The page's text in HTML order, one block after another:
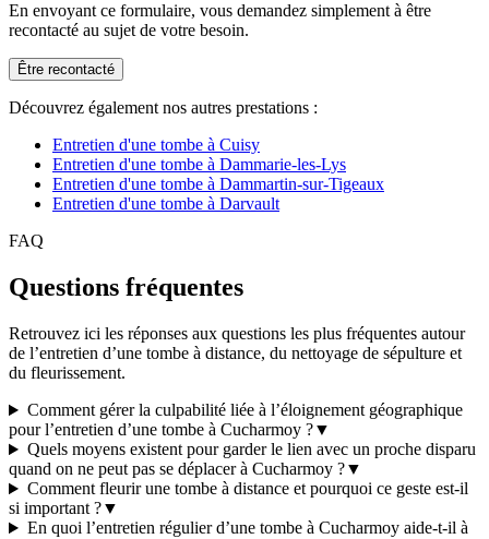
En envoyant ce formulaire, vous demandez simplement à être
recontacté au sujet de votre besoin.
Être recontacté
Découvrez également nos autres prestations :
Entretien d'une tombe à Cuisy
Entretien d'une tombe à Dammarie-les-Lys
Entretien d'une tombe à Dammartin-sur-Tigeaux
Entretien d'une tombe à Darvault
FAQ
Questions fréquentes
Retrouvez ici les réponses aux questions les plus fréquentes autour
de l’entretien d’une tombe à distance, du nettoyage de sépulture et
du fleurissement.
Comment gérer la culpabilité liée à l’éloignement géographique
pour l’entretien d’une tombe à Cucharmoy ?▼
Quels moyens existent pour garder le lien avec un proche disparu
quand on ne peut pas se déplacer à Cucharmoy ?▼
Comment fleurir une tombe à distance et pourquoi ce geste est-il
si important ?▼
En quoi l’entretien régulier d’une tombe à Cucharmoy aide-t-il à